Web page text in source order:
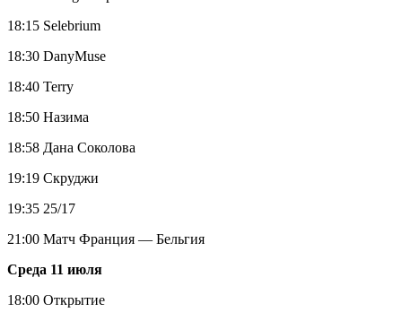
18:15 Selebrium
18:30 DanyMuse
18:40 Terry
18:50 Назима
18:58 Дана Соколова
19:19 Скруджи
19:35 25/17
21:00 Матч Франция — Бельгия
Среда 11 июля
18:00 Открытие